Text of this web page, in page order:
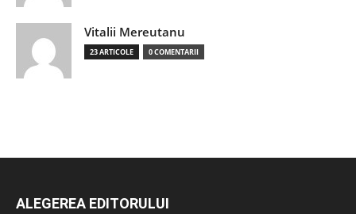
Vitalii Mereutanu
23 ARTICOLE 0 COMENTARII
ALEGEREA EDITORULUI